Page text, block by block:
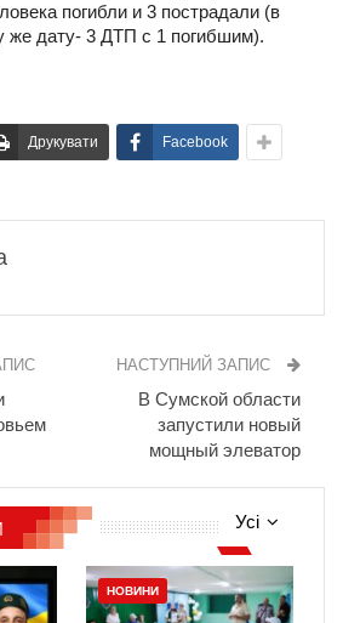
погибли и 3 пострадали (в
же дату- 3 ДТП с 1 погибшим).
Друкувати Facebook
НАСТУПНИЙ ЗАПИС
В Сумской области
запустили новый
мощный элеватор
Усі
НОВИНИ